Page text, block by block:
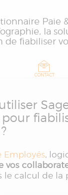
Paie
la
de fiabiliser
CONTACT
Employés,
vos
le calcul de la